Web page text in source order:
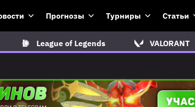
Прогнозы Турниры Статьи
League of Legends VALORANT